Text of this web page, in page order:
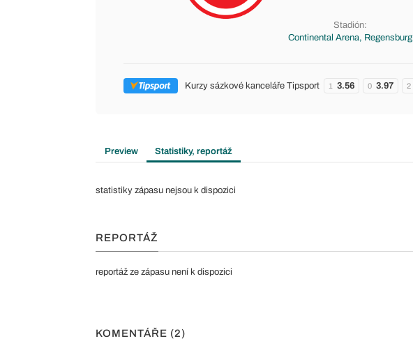
Stadión:
Continental Arena, Regensburg
Kurzy sázkové kanceláře Tipsport 1 3.56 0 3.97 2
Preview Statistiky, reportáž
statistiky zápasu nejsou k dispozici
REPORTÁŽ
reportáž ze zápasu není k dispozici
KOMENTÁŘE (2)